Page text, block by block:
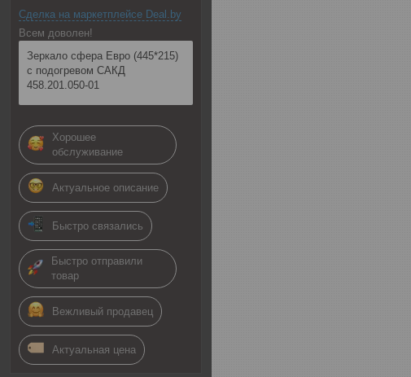
Сделка на маркетплейсе Deal.by
Всем доволен!
Зеркало сфера Евро (445*215)
с подогревом САКД
458.201.050-01
Хорошее
обслуживание
Актуальное описание
Быстро связались
Быстро отправили
товар
Вежливый продавец
Актуальная цена